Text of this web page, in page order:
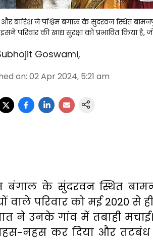
और बारिश ने पश्चिम बंगाल के सुंदरवन स्थित
इसने परिवार की खाद्य सुरक्षा को प्रभावित किया
Goswami,
on: 02 Apr 2024, 5:21 am
बंगाल के सुंदरवन स्थित
वाले परिवार को मई 2020 से
ने उनके गांव में तबाही
नहस कर दिया और तटबंध